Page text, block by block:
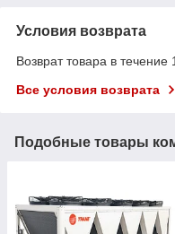
Условия возврата
Возврат товара в
Все условия возврата
Подобные товары